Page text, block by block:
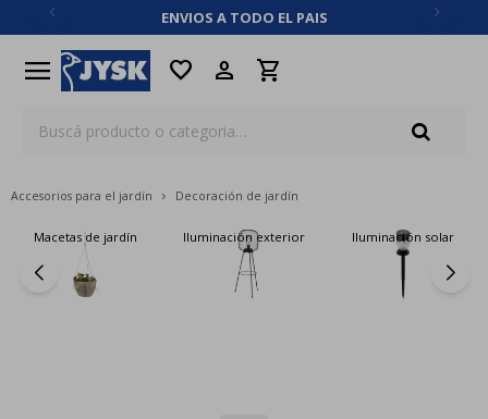
ENVIOS A TODO EL PAIS
menu favorite
Accesorios para el jardín Decoración de jardín
Macetas de jardín Iluminación exterior Iluminación solar
close